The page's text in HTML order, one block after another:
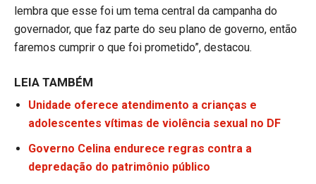
lembra que esse foi um tema central da campanha do
governador, que faz parte do seu plano de governo, então
faremos cumprir o que foi prometido”, destacou.
LEIA TAMBÉM
Unidade oferece atendimento a crianças e
adolescentes vítimas de violência sexual no DF
Governo Celina endurece regras contra a
depredação do patrimônio público